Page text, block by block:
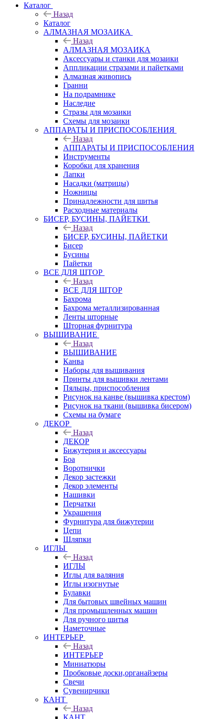
Каталог
Назад
Каталог
АЛМАЗНАЯ МОЗАИКА
Назад
АЛМАЗНАЯ МОЗАИКА
Аксессуары и станки для мозаики
Аппликации стразами и пайетками
Алмазная живопись
Гранни
На подрамнике
Наследие
Стразы для мозаики
Схемы для мозаики
АППАРАТЫ И ПРИСПОСОБЛЕНИЯ
Назад
АППАРАТЫ И ПРИСПОСОБЛЕНИЯ
Инструменты
Коробки для хранения
Лапки
Насадки (матрицы)
Ножницы
Принадлежности для шитья
Расходные материалы
БИСЕР, БУСИНЫ, ПАЙЕТКИ
Назад
БИСЕР, БУСИНЫ, ПАЙЕТКИ
Бисер
Бусины
Пайетки
ВСЕ ДЛЯ ШТОР
Назад
ВСЕ ДЛЯ ШТОР
Бахрома
Бахрома металлизированная
Ленты шторные
Шторная фурнитура
ВЫШИВАНИЕ
Назад
ВЫШИВАНИЕ
Канва
Наборы для вышивания
Принты для вышивки лентами
Пяльцы, приспособления
Рисунок на канве (вышивка крестом)
Рисунок на ткани (вышивка бисером)
Схемы на бумаге
ДЕКОР
Назад
ДЕКОР
Бижутерия и аксессуары
Боа
Воротнички
Декор застежки
Декор элементы
Нашивки
Перчатки
Украшения
Фурнитура для бижутерии
Цепи
Шляпки
ИГЛЫ
Назад
ИГЛЫ
Иглы для валяния
Иглы изогнутые
Булавки
Для бытовых швейных машин
Для промышленных машин
Для ручного шитья
Наметочные
ИНТЕРЬЕР
Назад
ИНТЕРЬЕР
Миниатюры
Пробковые доски,органайзеры
Свечи
Сувенирчики
КАНТ
Назад
КАНТ